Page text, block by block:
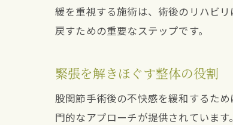
緩を重視する施術は、術後のリハビ
戻すための重要なステップです。
緊張を解きほぐす整体の役割
股関節手術後の不快感を緩和するた
門的なアプローチが提供されていま